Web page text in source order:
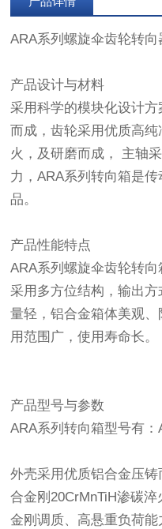
ARA系列螺旋伞齿轮转向
产品设计与材料
采用科学的模块化设计
而成，齿轮采用优质高
火，及研磨而成， 主轴
力，ARA系列转向箱是
品。
产品性能特点
ARA系列螺旋伞齿轮转
采用多方位结构，输出
量轻，铝合金箱体美观
用范围广，使用寿命长。
产品型号与参数
ARA系列转向箱型号有：
外壳采用优质铝合金压
合金刚20CrMnTiH渗碳
金刚调质、高悬重负荷